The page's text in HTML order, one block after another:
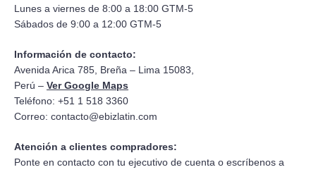
Lunes a viernes de 8:00 a 18:00 GTM-5
Sábados de 9:00 a 12:00 GTM-5
Información de contacto:
Avenida Arica 785, Breña – Lima 15083,
Perú – Ver Google Maps
Teléfono: +51 1 518 3360
Correo: contacto@ebizlatin.com
Atención a clientes compradores:
Ponte en contacto con tu ejecutivo de cuenta o escríbenos a